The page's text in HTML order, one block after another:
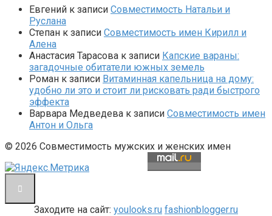
Евгений к записи Совместимость Натальи и
Руслана
Степан к записи Совместимость имен Кирилл и
Алена
Анастасия Тарасова к записи Капские вараны:
загадочные обитатели южных земель
Роман к записи Витаминная капельница на дому:
удобно ли это и стоит ли рисковать ради быстрого
эффекта
Варвара Медведева к записи Совместимость имен
Антон и Ольга
© 2026 Совместимость мужских и женских имен
Заходите на сайт: youlooks.ru fashionblogger.ru